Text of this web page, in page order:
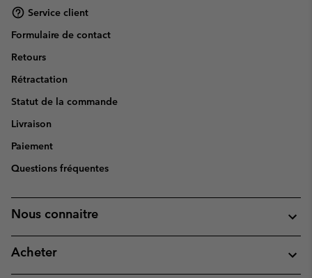
Service client
Formulaire de contact
Retours
Rétractation
Statut de la commande
Livraison
Paiement
Questions fréquentes
Nous connaitre
Acheter